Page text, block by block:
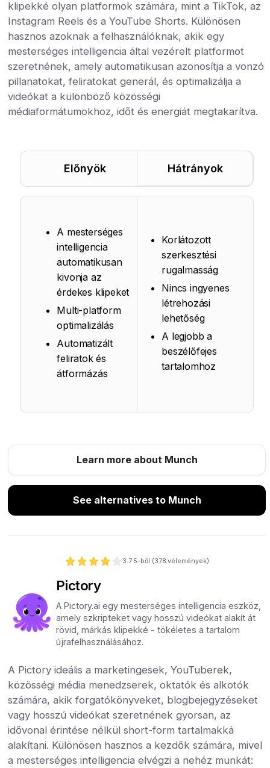
klipekké olyan platformok számára, mint a TikTok, az
Instagram Reels és a YouTube Shorts. Különösen
hasznos azoknak a felhasználóknak, akik egy
mesterséges intelligencia által vezérelt platformot
szeretnének, amely automatikusan azonosítja a vonzó
pillanatokat, feliratokat generál, és optimalizálja a
videókat a különböző közösségi
médiaformátumokhoz, időt és energiát megtakarítva.
Előnyök Hátrányok
A mesterséges
intelligencia
automatikusan
kivonja az
érdekes klipeket
Multi-platform
optimalizálás
Automatizált
feliratok és
átformázás
Korlátozott
szerkesztési
rugalmasság
Nincs ingyenes
létrehozási
lehetőség
A legjobb a
beszélőfejes
tartalomhoz
Learn more about Munch
See alternatives to Munch
3.7 5-ből (378 vélemények)
Pictory
A Pictory.ai egy mesterséges intelligencia eszköz,
amely szkripteket vagy hosszú videókat alakít át
rövid, márkás klipekké - tökéletes a tartalom
újrafelhasználásához.
A Pictory ideális a marketingesek, YouTuberek,
közösségi média menedzserek, oktatók és alkotók
számára, akik forgatókönyveket, blogbejegyzéseket
vagy hosszú videókat szeretnének gyorsan, az
idővonal érintése nélkül short-form tartalmakká
alakítani. Különösen hasznos a kezdők számára, mivel
a mesterséges intelligencia elvégzi a nehéz munkát: